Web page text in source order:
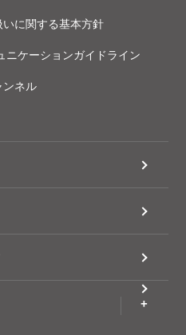
に関する基本方針
ニケーションガイドライン
ンネル